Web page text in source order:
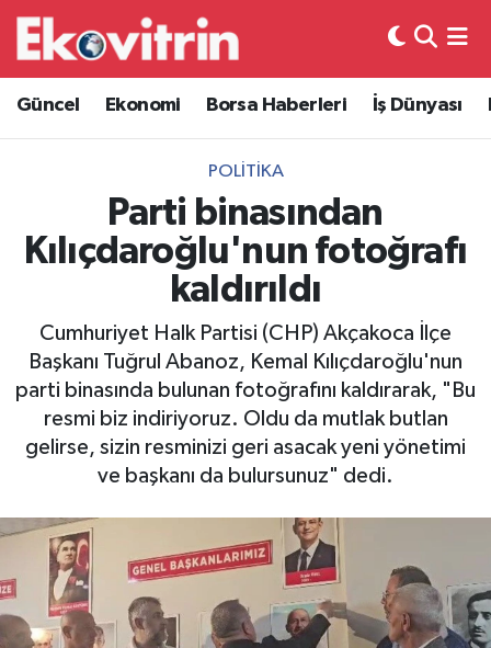
Güncel Ekonomi Borsa Haberleri İş Dünyası
POLITIKA
Parti binasından
Kılıçdaroğlu'nun fotoğrafı
kaldırıldı
Cumhuriyet Halk Partisi (CHP) Akçakoca İlçe
Başkanı Tuğrul Abanoz, Kemal Kılıçdaroğlu'nun
parti binasında bulunan fotoğrafını kaldırarak, "Bu
resmi biz indiriyoruz. Oldu da mutlak butlan
gelirse, sizin resminizi geri asacak yeni yönetimi
ve başkanı da bulursunuz" dedi.
Güncel
Ekonomi
Borsa Haberleri
İş Dünyası
Otovitrin
Asayiş
Magazin
Gayrimenkul
Spor
Eğitim
Hava Durumu
Trafik Durumu
Süper Lig Puan Durumu ve Fikstür
Tüm Manşetler
Son Dakika Haberleri
Haber Arşivi